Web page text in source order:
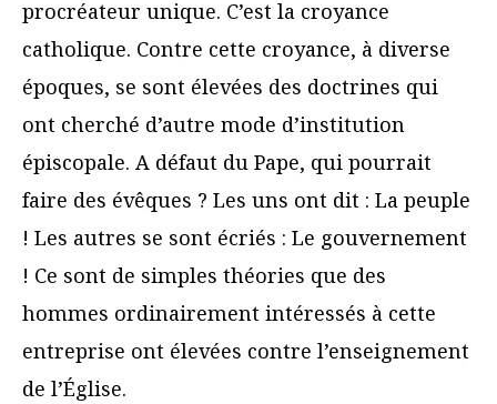
procréateur unique. C’est la croyance
catholique. Contre cette croyance, à diverse
époques, se sont élevées des doctrines qui
ont cherché d’autre mode d’institution
épiscopale. A défaut du Pape, qui pourrait
faire des évêques ? Les uns ont dit : La peuple
! Les autres se sont écriés : Le gouvernement
! Ce sont de simples théories que des
hommes ordinairement intéressés à cette
entreprise ont élevées contre l’enseignement
de l’Église.